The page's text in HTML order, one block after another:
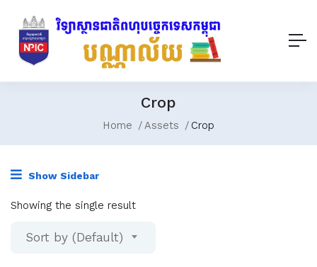
Crop
Home Assets Crop
Show Sidebar
Showing the single result
Sort by (Default)